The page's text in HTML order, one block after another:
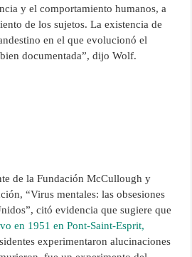
y el comportamiento humanos, a
de los sujetos. La existencia de
en el que evolucionó el
documentada”, dijo Wolf.
de la Fundación McCullough y
“Virus mentales: las obsesiones
citó evidencia que sugiere que
en 1951 en Pont-Saint-Esprit,
experimentaron alucinaciones